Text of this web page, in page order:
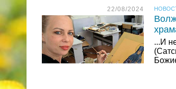
22/08/2024
...И